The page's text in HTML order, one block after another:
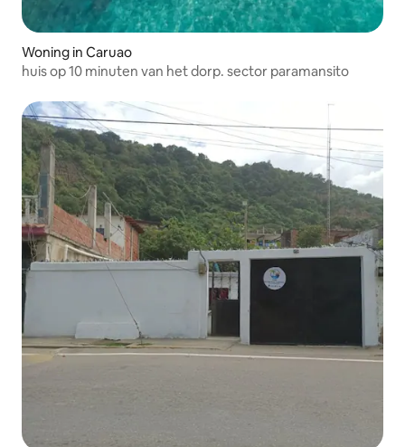
Woning in Caruao
huis op 10 minuten van het dorp. sector paramansito